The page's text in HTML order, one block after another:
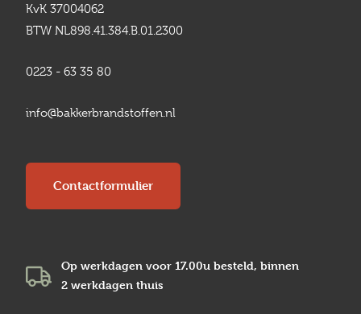
KvK 37004062
BTW NL898.41.384.B.01.2300
0223 - 63 35 80
info@bakkerbrandstoffen.nl
Contactformulier
Op werkdagen voor 17.00u besteld, binnen
2 werkdagen thuis